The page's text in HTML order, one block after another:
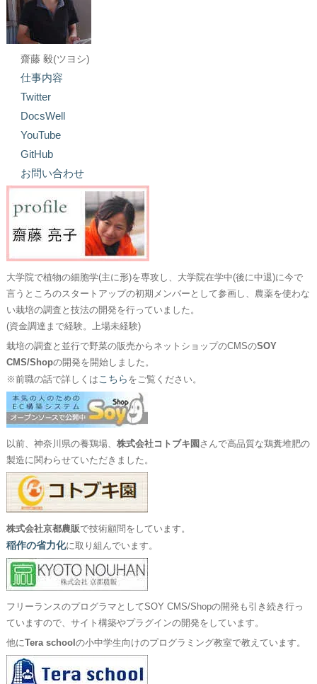
齋藤 毅(ツヨシ)
仕事内容
Twitter
DocsWell
YouTube
GitHub
お問い合わせ
大学院で植物の細胞学(主に形)を専攻し、大学院在学中(後に中退)に今で
言うところのスタートアップの初期メンバーとして参画し、農薬を使わな
い栽培の調査と技法の開発を行っていました。
(資金調達まで経験。上場未経験)
栽培の調査と並行で野菜の販売からネットショップのCMSのSOY
CMS/Shopの開発を開始しました。
※前職の話で詳しくはこちら をご覧ください。
以前、神奈川県の養鶏場、 株式会社コトブキ園 さんで高品質な鶏糞堆肥の
製造に関わらせていただきました。
株式会社京都農販で技術顧問をしています。
稲作の省力化に取り組んでいます。
フリーランスのプログラマとしてSOY CMS/Shopの開発も引き続き行っ
ていますので、サイト構築やプラグインの開発をしています。
他にTera school の小中学生向けのプログラミング教室で教えています。